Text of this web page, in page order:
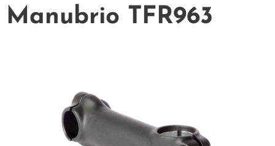
Manubrio TFR963